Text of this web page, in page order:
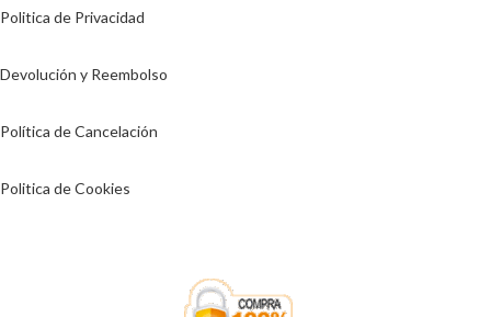
Politica de Privacidad
Devolución y Reembolso
Política de Cancelación
Politica de Cookies